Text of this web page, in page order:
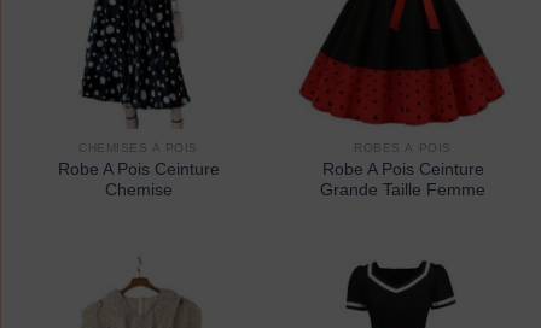
CHEMISES À POIS
Robe A Pois Ceinture
Chemise
ROBES À POIS
Robe A Pois Ceinture
Grande Taille Femme